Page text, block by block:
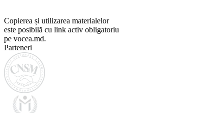
Copierea și utilizarea materialelor
este posibilă cu link activ obligatoriu
pe vocea.md.
Parteneri